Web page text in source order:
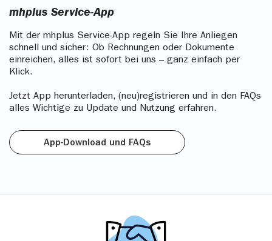
mhplus Service-App
Mit der mhplus Service-App regeln Sie Ihre Anliegen
schnell und sicher: Ob Rechnungen oder Dokumente
einreichen, alles ist sofort bei uns – ganz einfach per
Klick.
Jetzt App herunterladen, (neu)registrieren und in den FAQs
alles Wichtige zu Update und Nutzung erfahren.
App-Download und FAQs